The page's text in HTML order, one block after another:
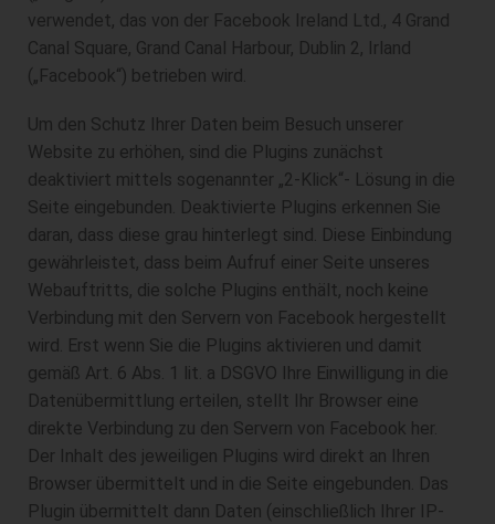
verwendet, das von der Facebook Ireland Ltd., 4 Grand
Canal Square, Grand Canal Harbour, Dublin 2, Irland
(„Facebook“) betrieben wird.
Um den Schutz Ihrer Daten beim Besuch unserer
Website zu erhöhen, sind die Plugins zunächst
deaktiviert mittels sogenannter „2-Klick“- Lösung in die
Seite eingebunden. Deaktivierte Plugins erkennen Sie
daran, dass diese grau hinterlegt sind. Diese Einbindung
gewährleistet, dass beim Aufruf einer Seite unseres
Webauftritts, die solche Plugins enthält, noch keine
Verbindung mit den Servern von Facebook hergestellt
wird. Erst wenn Sie die Plugins aktivieren und damit
gemäß Art. 6 Abs. 1 lit. a DSGVO Ihre Einwilligung in die
Datenübermittlung erteilen, stellt Ihr Browser eine
direkte Verbindung zu den Servern von Facebook her.
Der Inhalt des jeweiligen Plugins wird direkt an Ihren
Browser übermittelt und in die Seite eingebunden. Das
Plugin übermittelt dann Daten (einschließlich Ihrer IP-